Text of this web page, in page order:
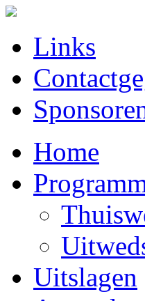
Links
Home
Uitslagen